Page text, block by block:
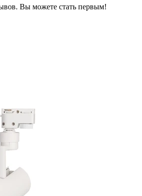
Вы можете стать первым!